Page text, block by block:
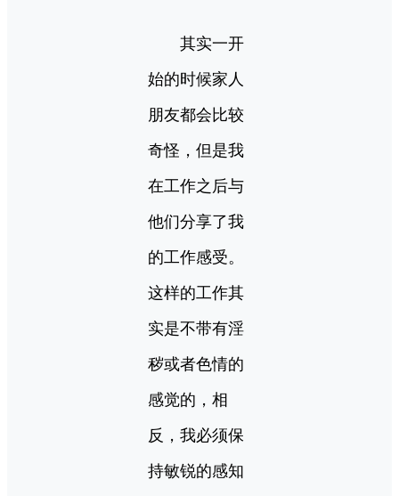
其实一开
始的时候家人
朋友都会比较
奇怪，但是我
在工作之后与
他们分享了我
的工作感受。
这样的工作其
实是不带有淫
秽或者色情的
感觉的，相
反，我必须保
持敏锐的感知